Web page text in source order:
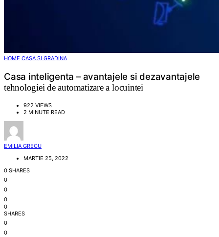
HOME CASA SI GRADINA
Casa inteligenta – avantajele si dezavantajele
tehnologiei de automatizare a locuintei
922 VIEWS
2 MINUTE READ
EMILIA GRECU
MARTIE 25, 2022
0 SHARES
0
0
0
0
SHARES
0
0